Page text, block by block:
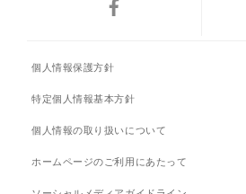
個人情報保護方針
特定個人情報基本方針
個人情報の取り扱いについて
ホームページのご利用にあたって